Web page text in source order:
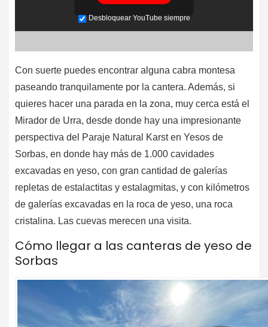
Desbloquear YouTube siempre
Con suerte puedes encontrar alguna cabra montesa
paseando tranquilamente por la cantera. Además, si
quieres hacer una parada en la zona, muy cerca está el
Mirador de Urra, desde donde hay una impresionante
perspectiva del Paraje Natural Karst en Yesos de
Sorbas, en donde hay más de 1.000 cavidades
excavadas en yeso, con gran cantidad de galerías
repletas de estalactitas y estalagmitas, y con kilómetros
de galerías excavadas en la roca de yeso, una roca
cristalina. Las cuevas merecen una visita.
Cómo llegar a las canteras de yeso de
Sorbas